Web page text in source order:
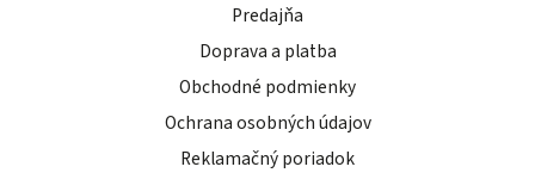
Predajňa
Doprava a platba
Obchodné podmienky
Ochrana osobných údajov
Reklamačný poriadok